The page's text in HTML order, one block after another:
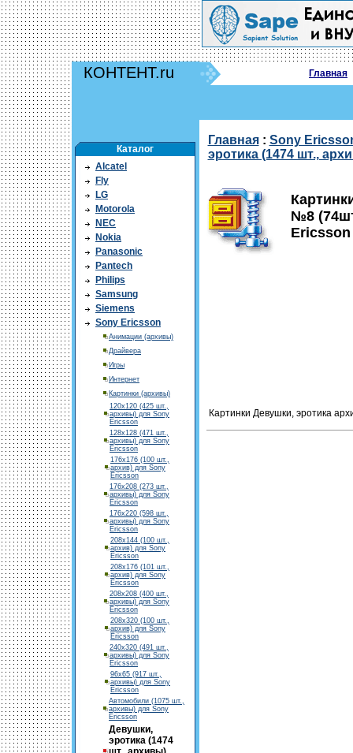
КОНТЕНТ.ru Главная
Каталог
Alcatel
Fly
LG
Motorola
NEC
Nokia
Panasonic
Pantech
Philips
Samsung
Siemens
Sony Ericsson
Анимации (архивы)
Драйвера
Игры
Интернет
Картинки (архивы)
120х120 (425 шт.,
архивы) для Sony
Ericsson
128х128 (471 шт.,
архивы) для Sony
Ericsson
176х176 (100 шт.,
архив) для Sony
Ericsson
176х208 (273 шт.,
архивы) для Sony
Ericsson
176х220 (598 шт.,
архивы) для Sony
Ericsson
208х144 (100 шт.,
архив) для Sony
Ericsson
208х176 (101 шт.,
архив) для Sony
Ericsson
208х208 (400 шт.,
архивы) для Sony
Ericsson
208х320 (100 шт.,
архив) для Sony
Ericsson
240х320 (491 шт.,
архивы) для Sony
Ericsson
96х65 (917 шт.,
архивы) для Sony
Ericsson
Автомобили (1075 шт.,
архивы) для Sony
Ericsson
Девушки,
эротика (1474
Главная: Sony
эротика (1474 шт.,
№8
Ericsson
Картинки Девушки, эротика